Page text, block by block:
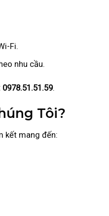
Fi.
nhu cầu.
.
Tôi?
kết mang đến: